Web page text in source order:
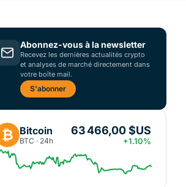
Abonnez-vous à la newsletter
Recevez les dernières actualités crypto
et analyses de marché directement dans
votre boîte mail.
S'abonner
₿ Bitcoin
BTC · 24h
63 466,00 $US
+1.10%